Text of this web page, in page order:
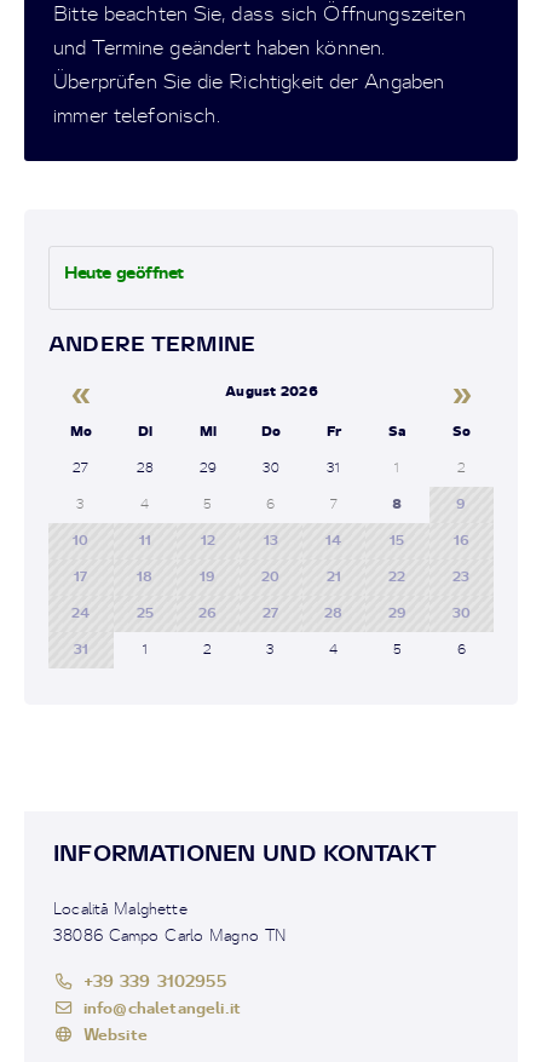
Bitte beachten Sie, dass sich Öffnungszeiten
und Termine geändert haben können.
Überprüfen Sie die Richtigkeit der Angaben
immer telefonisch.
Heute geöffnet
ANDERE TERMINE
« August 2026 »
Mo Di Mi Do Fr Sa So
27 28 29 30 31 1 2
3 4 5 6 7 8 9
10 11 12 13 14 15 16
17 18 19 20 21 22 23
24 25 26 27 28 29 30
31 1 2 3 4 5 6
INFORMATIONEN UND KONTAKT
Località Malghette
38086 Campo Carlo Magno TN
+39 339 3102955
info@chaletangeli.it
Website